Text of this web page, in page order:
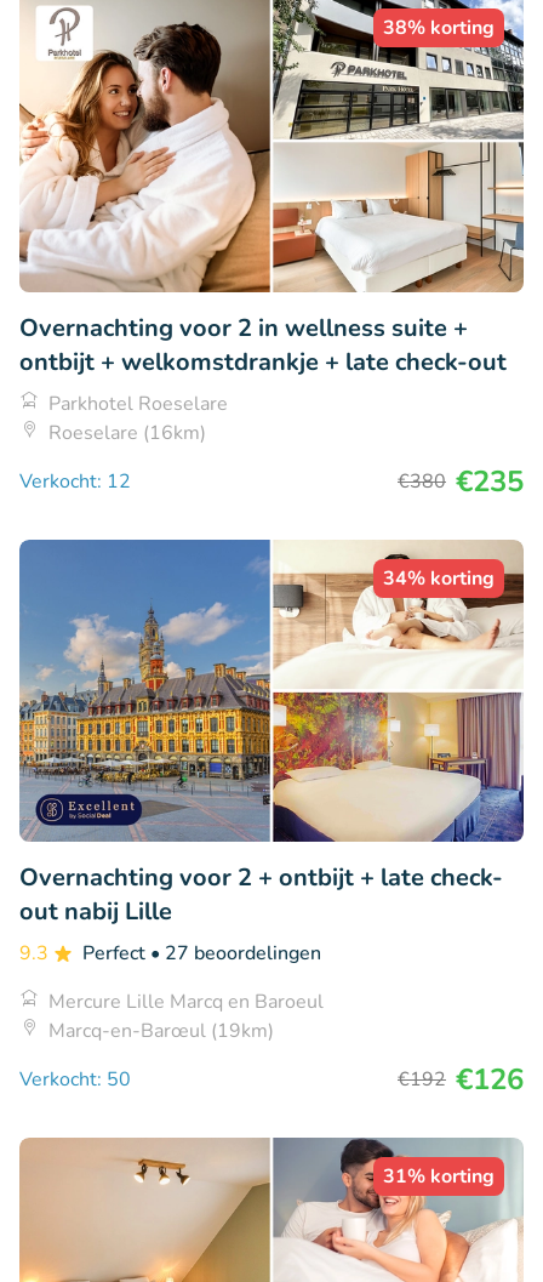
38% korting
Overnachting voor 2 in wellness suite +
ontbijt + welkomstdrankje + late check-out
Parkhotel Roeselare
Roeselare (16km)
Verkocht: 12
€380 €235
34% korting
Overnachting voor 2 + ontbijt + late check-
out nabij Lille
9.3 Perfect • 27 beoordelingen
Mercure Lille Marcq en Baroeul
Marcq-en-Barœul (19km)
Verkocht: 50
€192 €126
31% korting